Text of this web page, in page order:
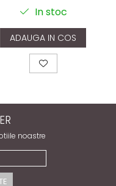
In stoc
ADAUGA IN COS
noastre